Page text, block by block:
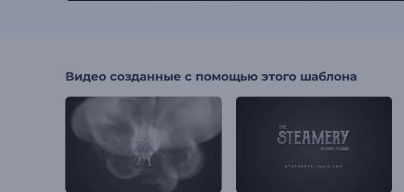
Видео созданные с помощью этого шаблона